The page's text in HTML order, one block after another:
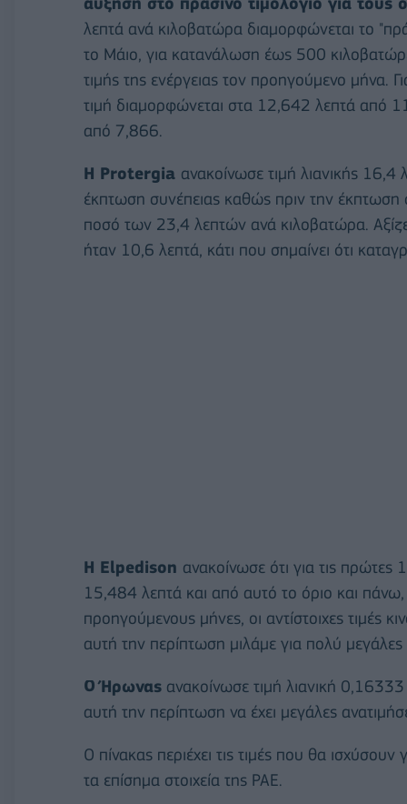
λεπτά ανά κιλοβατώρα διαμορφώνεται το
το Μάιο, για κατανάλωση έως 500
τιμής της ενέργειας τον προηγούμενο
τιμή διαμορφώνεται στα 12,642 λεπτά από
από 7,866.
H Protergia ανακοίνωσε τιμή λιανικής 16,4
έκπτωση συνέπειας καθώς πριν την έκπτωση
ποσό των 23,4 λεπτών ανά κιλοβατώρα.
ήταν 10,6 λεπτά, κάτι που σημαίνει ότι
H Elpedison ανακοίνωσε ότι για τις
15,484 λεπτά και από αυτό το όριο και
προηγούμενους μήνες, οι αντίστοιχες
αυτή την περίπτωση μιλάμε για πολύ
Ο Ήρωνας ανακοίνωσε τιμή λιανική
αυτή την περίπτωση να έχει μεγάλες
Ο πίνακας περιέχει τις τιμές που θα ισχύσουν
τα επίσημα στοιχεία της ΡΑΕ.